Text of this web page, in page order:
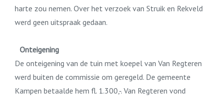
harte zou nemen. Over het verzoek van Struik en Rekveld
werd geen uitspraak gedaan.
Onteigening
De onteigening van de tuin met koepel van Van Regteren
werd buiten de commissie om geregeld. De gemeente
Kampen betaalde hem fl. 1.300,-. Van Regteren vond